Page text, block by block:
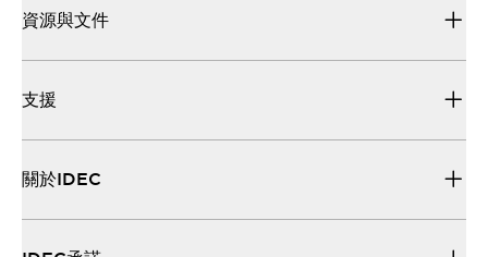
資源與文件
支援
關於IDEC